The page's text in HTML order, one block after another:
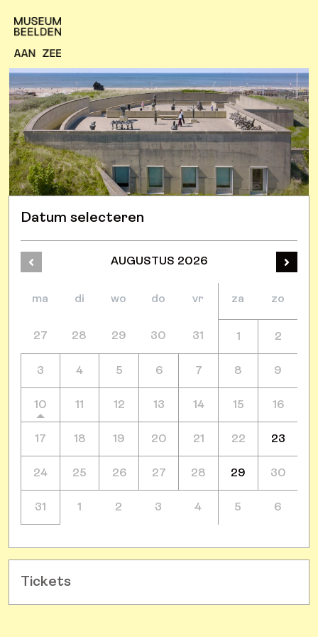
Datum selecteren
AUGUSTUS 2026
ma di wo do vr za zo
27 28 29 30 31 1 2
3 4 5 6 7 8 9
10 11 12 13 14 15 16
17 18 19 20 21 22 23
24 25 26 27 28 29 30
31 1 2 3 4 5 6
Tickets